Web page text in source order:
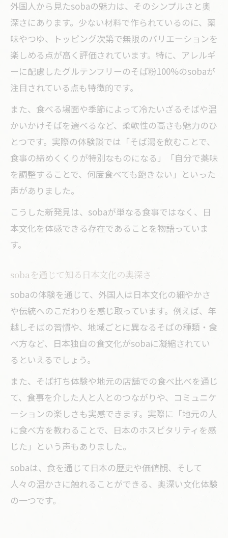
外国人から見たsobaの魅力は、そのシンプルさと奥
深さにあります。少ない材料で作られているのに、薬
味やつゆ、トッピング次第で無限のバリエーションを
楽しめる点が高く評価されています。特に、アレルギ
ーに配慮したグルテンフリーのそば粉100%のsobaが
注目されている点も特徴的です。
また、食べる場面や季節によって冷たいざるそばや温
かいかけそばを選べるなど、柔軟性の高さも魅力のひ
とつです。実際の体験談では「そば湯を飲むことで、
食事の締めくくりが特別なものになる」「自分で薬味
を調整することで、何度食べても飽きない」といった
声がありました。
こうした新発見は、sobaが単なる食事ではなく、日
本文化を体感できる存在であることを物語っていま
す。
sobaを通じて知る日本文化の奥深さ
sobaの体験を通じて、外国人は日本文化の細やかさ
や伝統へのこだわりを感じ取っています。例えば、年
越しそばの習慣や、地域ごとに異なるそばの種類・食
べ方など、日本独自の食文化がsobaに凝縮されてい
るといえるでしょう。
また、そば打ち体験や地元の店舗での食べ比べを通じ
て、食事を介した人と人とのつながりや、コミュニケ
ーションの楽しさも実感できます。実際に「地元の人
に食べ方を教わることで、日本のホスピタリティを感
じた」という声もありました。
sobaは、食を通じて日本の歴史や価値観、そして
人々の温かさに触れることができる、奥深い文化体験
の一つです。